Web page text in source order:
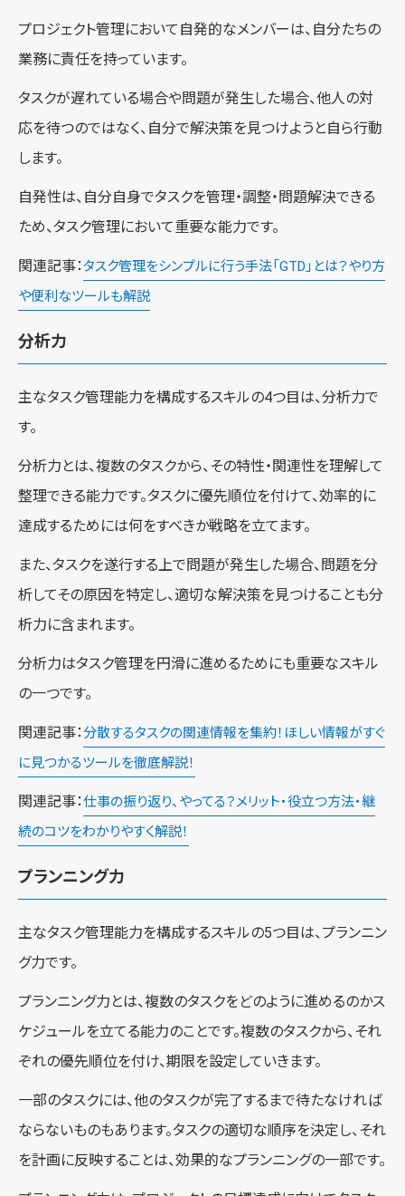
プロジェクト管理において自発的なメンバーは、自分たちの
業務に責任を持っています。
タスクが遅れている場合や問題が発生した場合、他人の対
応を待つのではなく、自分で解決策を見つけようと自ら行動
します。
自発性は、自分自身でタスクを管理・調整・問題解決できる
ため、タスク管理において重要な能力です。
関連記事：タスク管理をシンプルに行う手法「GTD」とは？やり方
や便利なツールも解説
分析力
主なタスク管理能力を構成するスキルの4つ目は、分析力で
す。
分析力とは、複数のタスクから、その特性・関連性を理解して
整理できる能力です。タスクに優先順位を付けて、効率的に
達成するためには何をすべきか戦略を立てます。
また、タスクを遂行する上で問題が発生した場合、問題を分
析してその原因を特定し、適切な解決策を見つけることも分
析力に含まれます。
分析力はタスク管理を円滑に進めるためにも重要なスキル
の一つです。
関連記事：分散するタスクの関連情報を集約！ほしい情報がすぐ
に見つかるツールを徹底解説！
関連記事：仕事の振り返り、やってる？メリット・役立つ方法・継
続のコツをわかりやすく解説！
プランニング力
主なタスク管理能力を構成するスキルの5つ目は、プランニン
グ力です。
プランニング力とは、複数のタスクをどのように進めるのかス
ケジュールを立てる能力のことです。複数のタスクから、それ
ぞれの優先順位を付け、期限を設定していきます。
一部のタスクには、他のタスクが完了するまで待たなければ
ならないものもあります。タスクの適切な順序を決定し、それ
を計画に反映することは、効果的なプランニングの一部です。